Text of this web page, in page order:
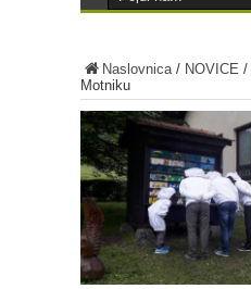
Naslovnica/ NOVICE /
Motniku